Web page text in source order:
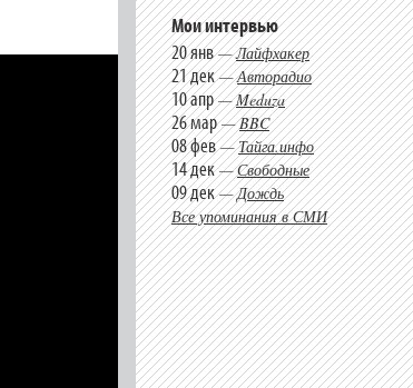
Мои интервью
20 янв—Лайфхакер
21 дек—Авторадио
10 апр—Meduza
26 мар—BBC
08 фев—Тайга.инфо
14 дек—Свободные
09 дек—Дождь
Все упоминания в СМИ